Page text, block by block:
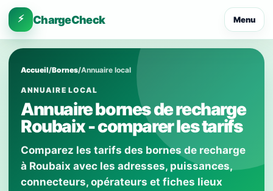
⚡ ChargeCheck Menu
Accueil/Bornes/Annuaire local
ANNUAIRE LOCAL
Annuaire bornes de recharge
Roubaix - comparer les tarifs
Comparez les tarifs des bornes de recharge
à Roubaix avec les adresses, puissances,
connecteurs, opérateurs et fiches lieux